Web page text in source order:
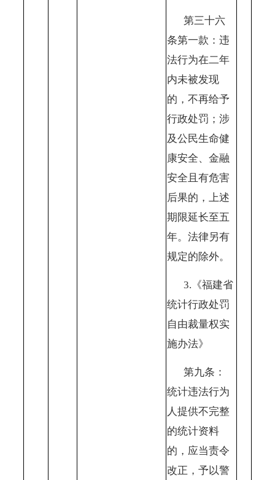
第三十六
条第一款：违
法行为在二年
内未被发现
的，不再给予
行政处罚；涉
及公民生命健
康安全、金融
安全且有危害
后果的，上述
期限延长至五
年。法律另有
规定的除外。
3.《福建省
统计行政处罚
自由裁量权实
施办法》
第九条：
统计违法行为
人提供不完整
的统计资料
的，应当责令
改正，予以警